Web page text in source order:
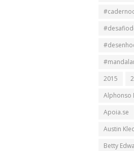
2015
Alphonso
Apoia.se
Austin
Betty